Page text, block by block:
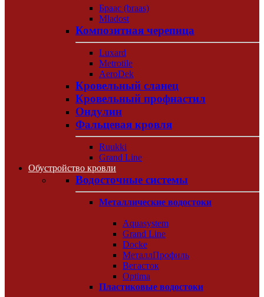
Браас (braas)
Mladost
Композитная черепица
Luxard
Metrotile
AeroDek
Кровельный сланец
Кровельный профнастил
Ондулин
Фальцевая кровля
Ruukki
Grand Line
Обустройство кровли
Водосточные системы
Металлические водостоки
Aquasystem
Grand Line
Docke
МеталлПрофиль
Вегасток
Optima
Пластиковые водостоки